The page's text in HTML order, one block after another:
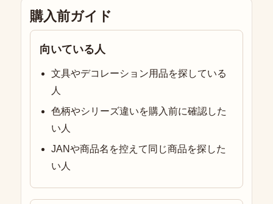
購入前ガイド
向いている人
文具やデコレーション用品を探している
人
色柄やシリーズ違いを購入前に確認した
い人
JANや商品名を控えて同じ商品を探した
い人